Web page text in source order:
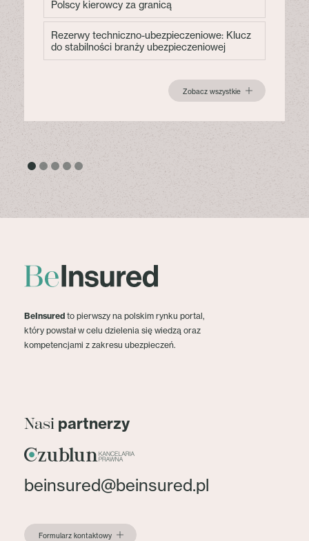
Polscy kierowcy za granicą
Rezerwy techniczno-ubezpieczeniowe: Klucz
do stabilności branży ubezpieczeniowej
Zobacz wszystkie
BeInsured to pierwszy na polskim rynku portal,
który powstał w celu dzielenia się wiedzą oraz
kompetencjami z zakresu ubezpieczeń.
Nasi partnerzy
beinsured@beinsured.pl
Formularz kontaktowy